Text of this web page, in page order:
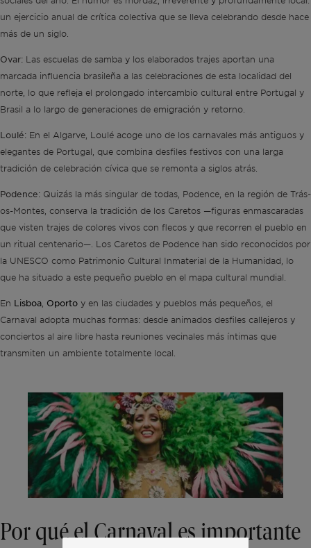
un ejercicio anual de crítica colectiva que se lleva celebrando desde hace
más de un siglo.
Ovar: Las escuelas de samba y los elaborados trajes aportan una
marcada influencia brasileña a las celebraciones de esta localidad del
norte, lo que refleja el prolongado intercambio cultural entre Portugal y
Brasil a lo largo de generaciones de emigración y retorno.
Loulé: En el Algarve, Loulé acoge uno de los carnavales más antiguos y
elegantes de Portugal, que combina desfiles festivos con una larga
tradición de celebración cívica que se remonta a siglos atrás.
Podence: Quizás la más singular de todas, Podence, en la región de Trás-
os-Montes, conserva la tradición de los Caretos —figuras enmascaradas
que visten trajes de colores vivos con flecos y que recorren el pueblo en
un ritual centenario—. Los Caretos de Podence han sido reconocidos por
la UNESCO como Patrimonio Cultural Inmaterial de la Humanidad, lo
que ha situado a este pequeño pueblo en el mapa cultural mundial.
En Lisboa Oporto y en las ciudades y pueblos más pequeños, el
Carnaval adopta muchas formas: desde animados desfiles callejeros y
conciertos al aire libre hasta reuniones vecinales más íntimas que
transmiten un ambiente totalmente local.
Por qué el Carnaval es importante